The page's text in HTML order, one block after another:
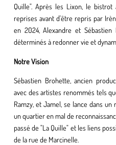
Quille". Après les Lixon, le
reprises avant d'être repris par
en 2024, Alexandre et
déterminés à redonner vie et
Notre Vision
Sébastien Brohette, ancien
avec des artistes renommés tels
Ramzy, et Jamel, se lance dans
un quartier en mal de
passé de "La Quille" et les liens
de la rue de Marcinelle.